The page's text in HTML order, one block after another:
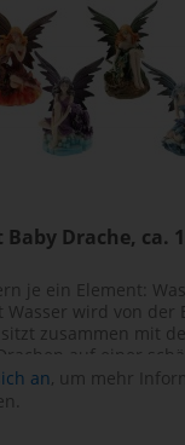
Drache, ca.
je ein Element:
Wasser wird von der
zusammen mit
auf einer
an, um mehr